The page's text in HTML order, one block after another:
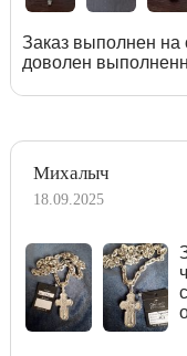
Заказ выполнен на
доволен
Михалыч
18.09.2025